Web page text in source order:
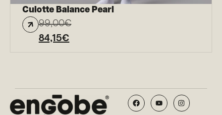
Culotte Balance Pearl
99,00€
84,15€